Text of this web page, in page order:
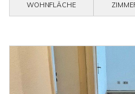
WOHNFLÄCHE